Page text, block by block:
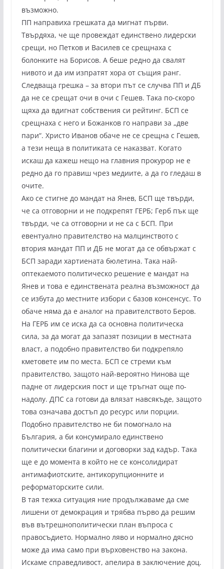
възможно.
ПП направиха грешката да мигнат първи.
Твърдяха, че ще провеждат единствено лидерски
срещи, но Петков и Василев се срещнаха с
болонките на Борисов. А беше редно да свалят
нивото и да им изпратят хора от същия ранг.
Следваща грешка – за втори път се случва ПП и ДБ
да не се срещат очи в очи с Гешев. Така по-скоро
щяха да вдигнат собствения си рейтинг. БСП се
срещнаха с него и Божанков го направи за „две
пари“. Христо Иванов обаче не се срещна с Гешев,
а тези неща в политиката се наказват. Когато
искаш да кажеш нещо на главния прокурор не е
редно да го правиш чрез медиите, а да го гледаш в
очите.
Ако се стигне до мандат на Янев, БСП ще твърди,
че са отговорни и не подкрепят ГЕРБ; Герб пък ще
твърди, че са отговорни и не са с БСП. При
евентуално правителство на малцинството с
втория мандат ПП и ДБ не могат да се обвържат с
БСП заради хартиената бюлетина. Така най-
оптекаемото политическо решение е мандат на
Янев и това е единствената реална възможност да
се избута до местните избори с базов консенсус. То
обаче няма да е аналог на правителството Беров.
На ГЕРБ им се иска да са основна политическа
сила, за да могат да запазят позиции в местната
власт, а подобно правителство би подкрепяло
кметовете им по места. БСП се стреми към
правителство, защото най-вероятно Нинова ще
падне от лидерския пост и ще тръгнат още по-
надолу. ДПС са готови да влязат навсякъде, защото
това означава достъп до ресурс или порции.
Подобно правителство не би помогнало на
България, а би консумирало единствено
политически благини и договорки зад кадър. Така
ще е до момента в който не се консолидират
антимафиотските, антикорупционните и
реформаторските сили.
В тая тежка ситуация ние продължаваме да сме
лишени от демокрация и трябва първо да решим
във вътрешнополитически план въпроса с
правосъдието. Нормално ляво и нормално дясно
може да има само при върховенство на закона.
Искаме справедливост, апелира в заключение доц.